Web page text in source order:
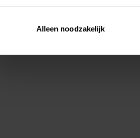
Via "Cookie instellingen" kun je ook
intrekken op onscookiebeleid.
Alleen noodzakelijk